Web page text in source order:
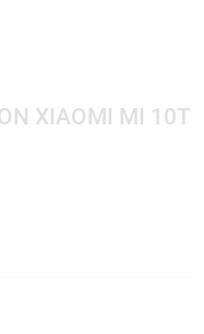
XIAOMI MI 10T